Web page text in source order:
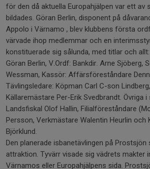
för den då aktuella Europahjälpen var ett av
bildades. Göran Berlin, disponent på
Appolo i Värnamo , blev klubbens första
värvade ihop medlemmar och en
konstituerade sig sålunda, med titlar och
Göran Berlin, V.Ordf: Bankdir. Arne Sjöberg,
Wessman, Kassör: Affärsföreståndare
Tävlingsledare: Köpman Carl C-son
Källaremästare Per-Erik Svedbrandt. Övriga i
Landsfiskal Olof Hallin, Filialföreståndare
Persson, Verkmästare Walentin Heurlin och
Björklund.
Den planerade isbanetävlingen på Prostsjön
attraktion. Tyvärr visade sig vädrets makter
Värnamos eller Europahjälpens sida.